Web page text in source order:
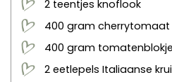
2 teentjes knoflook
400 gram cherrytomaat
400 gram
2 eetlepels Italiaanse